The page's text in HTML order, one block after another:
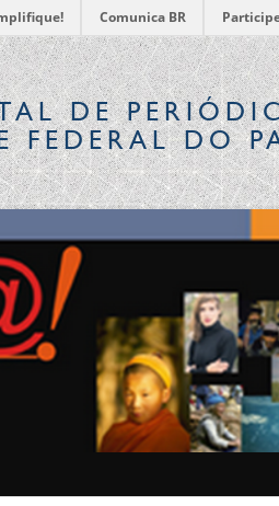
Comunica BR
DE
FEDERAL DO